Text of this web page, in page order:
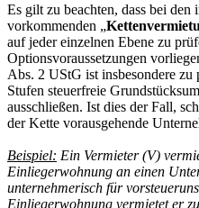
Es gilt zu beachten, dass bei
vorkommenden „
auf jeder einzelnen Ebene zu
Optionsvoraussetzungen
Abs. 2 UStG ist insbesondere zu
Stufen steuerfreie
ausschließen. Ist dies der Fall,
der Kette vorausgehende
Beispiel: Ein Vermieter (V)
Einliegerwohnung an einen
unternehmerisch für
Einliegerwohnung vermietet er